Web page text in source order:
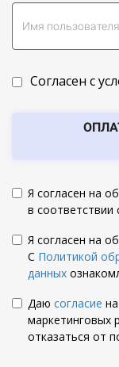
Согласен с
Я согласен на
в соответствии
Я согласен на
С Политикой
данных
Даю согласие
маркетинговых
отказаться от